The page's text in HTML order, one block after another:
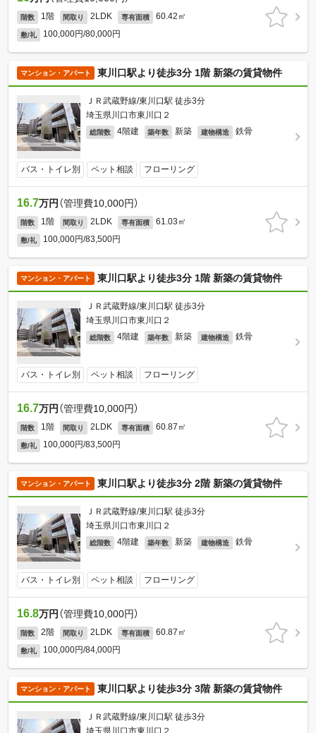
階数 1階 間取り 2LDK 専有面積 60.42㎡
敷/礼 100,000円/80,000円
マンション・アパート 東川口駅より徒歩3分 1階 新築の賃貸物件
ＪＲ武蔵野線/東川口駅 徒歩3分
埼玉県川口市東川口２
総階数 4階建 築年数 新築 建物構造 鉄骨
バス・トイレ別 ペット相談 フローリング
16.7万円 （管理費10,000円）
階数 1階 間取り 2LDK 専有面積 61.03㎡
敷/礼 100,000円/83,500円
マンション・アパート 東川口駅より徒歩3分 1階 新築の賃貸物件
ＪＲ武蔵野線/東川口駅 徒歩3分
埼玉県川口市東川口２
総階数 4階建 築年数 新築 建物構造 鉄骨
バス・トイレ別 ペット相談 フローリング
16.7万円 （管理費10,000円）
階数 1階 間取り 2LDK 専有面積 60.87㎡
敷/礼 100,000円/83,500円
マンション・アパート 東川口駅より徒歩3分 2階 新築の賃貸物件
ＪＲ武蔵野線/東川口駅 徒歩3分
埼玉県川口市東川口２
総階数 4階建 築年数 新築 建物構造 鉄骨
バス・トイレ別 ペット相談 フローリング
16.8万円 （管理費10,000円）
階数 2階 間取り 2LDK 専有面積 60.87㎡
敷/礼 100,000円/84,000円
マンション・アパート 東川口駅より徒歩3分 3階 新築の賃貸物件
ＪＲ武蔵野線/東川口駅 徒歩3分